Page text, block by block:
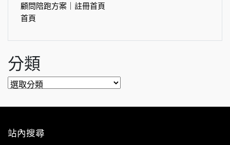
顧問陪跑方案｜註冊首頁
首頁
分類
分
站內搜尋